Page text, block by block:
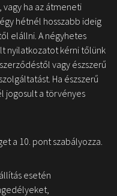
ha az átmeneti
hétnél hosszabb ideig
elállni. A négyhetes
nyilatkozatot kérni tőlünk
vagy észszerű
Ha észszerű
jogosult a törvényes
a 10. pont szabályozza.
esetén